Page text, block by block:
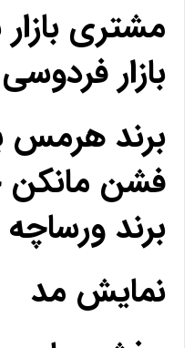
مشتری
بازار
برند هرمس
فشن
برند ورساچه
نمایش مد